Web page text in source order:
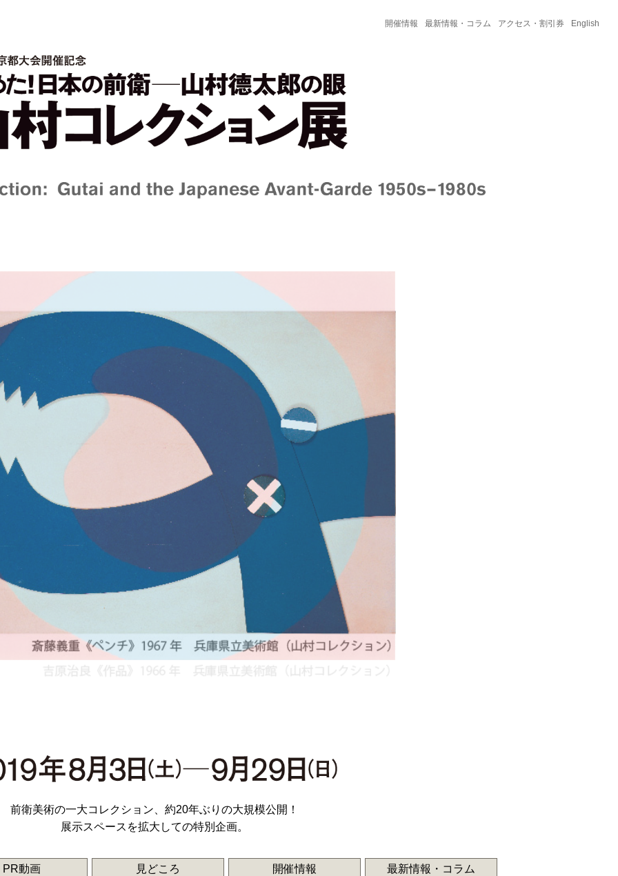
開催情報 最新情報・コラム アクセス・割引券 English
前衛美術の一大コレクション、 約20年ぶりの大規模公開！
展示スペースを拡大しての特別企画。
PR動画 見どころ 開催情報 最新情報・コラム